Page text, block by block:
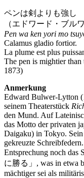
ペンは剣よりも強し
（エドワード・ブル
Pen wa ken yori mo
Calamus gladio fortior.
La plume est plus
The pen is mightier
1873)
Anmerkung
Edward Bulwer-Lytton
seinem Theaterstück
den Mund. Auf
das Motto der privaten
Daigaku) in Tokyo.
gekreuzte
Entsprechung noch das
に勝る」, was in etwa
mächtiger sei als